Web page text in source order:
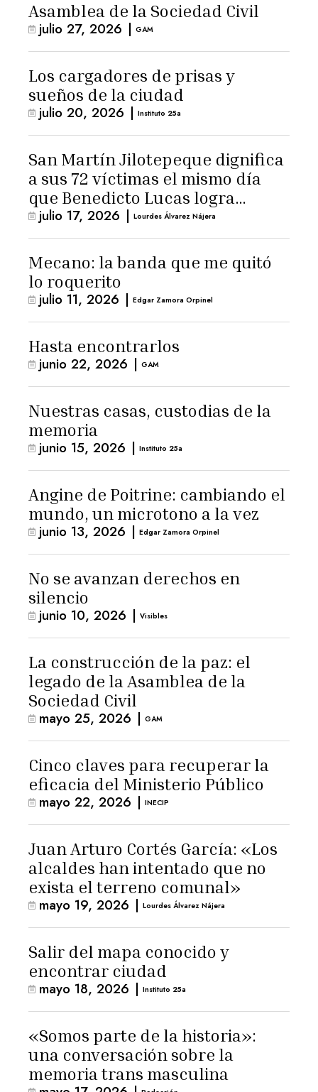
Asamblea de la Sociedad Civil
julio 27, 2026 | GAM
Los cargadores de prisas y
sueños de la ciudad
julio 20, 2026 | Instituto 25a
San Martín Jilotepeque dignifica
a sus 72 víctimas el mismo día
que Benedicto Lucas logra
arresto domiciliario
julio 17, 2026 | Lourdes Álvarez Nájera
Mecano: la banda que me quitó
lo roquerito
julio 11, 2026 | Edgar Zamora Orpinel
Hasta encontrarlos
junio 22, 2026 | GAM
Nuestras casas, custodias de la
memoria
junio 15, 2026 | Instituto 25a
Angine de Poitrine: cambiando el
mundo, un microtono a la vez
junio 13, 2026 | Edgar Zamora Orpinel
No se avanzan derechos en
silencio
junio 10, 2026 | Visibles
La construcción de la paz: el
legado de la Asamblea de la
Sociedad Civil
mayo 25, 2026 | GAM
Cinco claves para recuperar la
eficacia del Ministerio Público
mayo 22, 2026 | INECIP
Juan Arturo Cortés García: «Los
alcaldes han intentado que no
exista el terreno comunal»
mayo 19, 2026 | Lourdes Álvarez Nájera
Salir del mapa conocido y
encontrar ciudad
mayo 18, 2026 | Instituto 25a
«Somos parte de la historia»:
una conversación sobre la
memoria trans masculina